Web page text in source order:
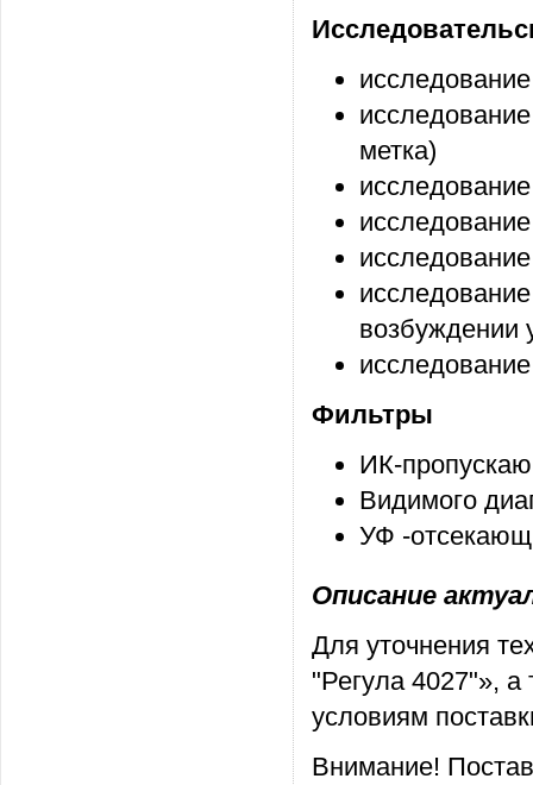
метка)
возбуждении
Фильтры
ИК-
Видимого
УФ -
Описание
Для уточнения
"Регула 4027"»,
условиям
Внимание!